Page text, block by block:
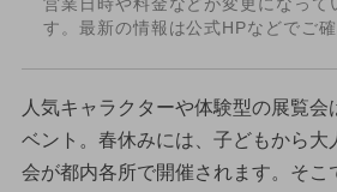
す。最新の情報は公式HPなどでご確
人気キャラクターや体験型の展覧会
ベント。春休みには、子どもから大
会が都内各所で開催されます。そこ